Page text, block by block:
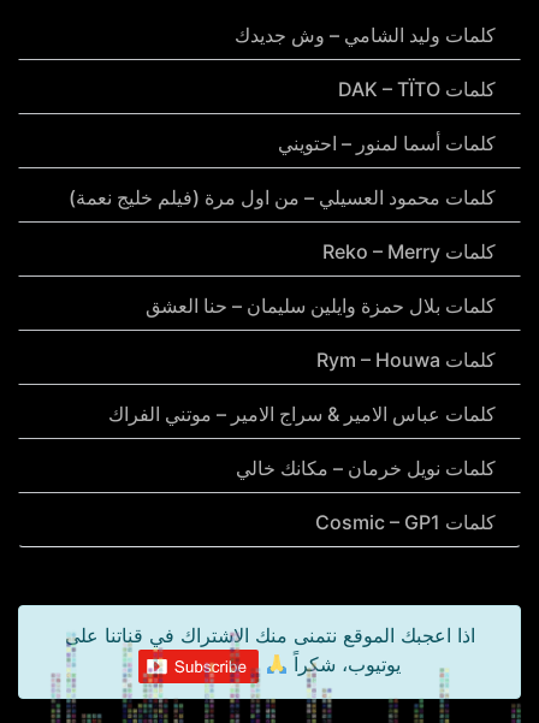
كلمات وليد الشامي – وش جديدك
كلمات DAK – TÏTO
كلمات أسما لمنور – احتويني
كلمات محمود العسيلي – من اول مرة (فيلم خليج نعمة)
كلمات Reko – Merry
كلمات بلال حمزة وايلين سليمان – حنا العشق
كلمات Rym – Houwa
كلمات عباس الامير & سراج الامير – موتني الفراك
كلمات نويل خرمان – مكانك خالي
كلمات Cosmic – GP1
اذا اعجبك الموقع نتمنى منك الاشتراك في قناتنا على
يوتيوب، شكراً